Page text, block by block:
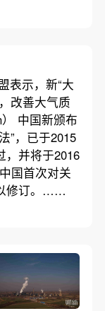
表示，新“大
改善大气质
中国新颁布
”，已于2015
，并将于2016
国首次对关
修订。……